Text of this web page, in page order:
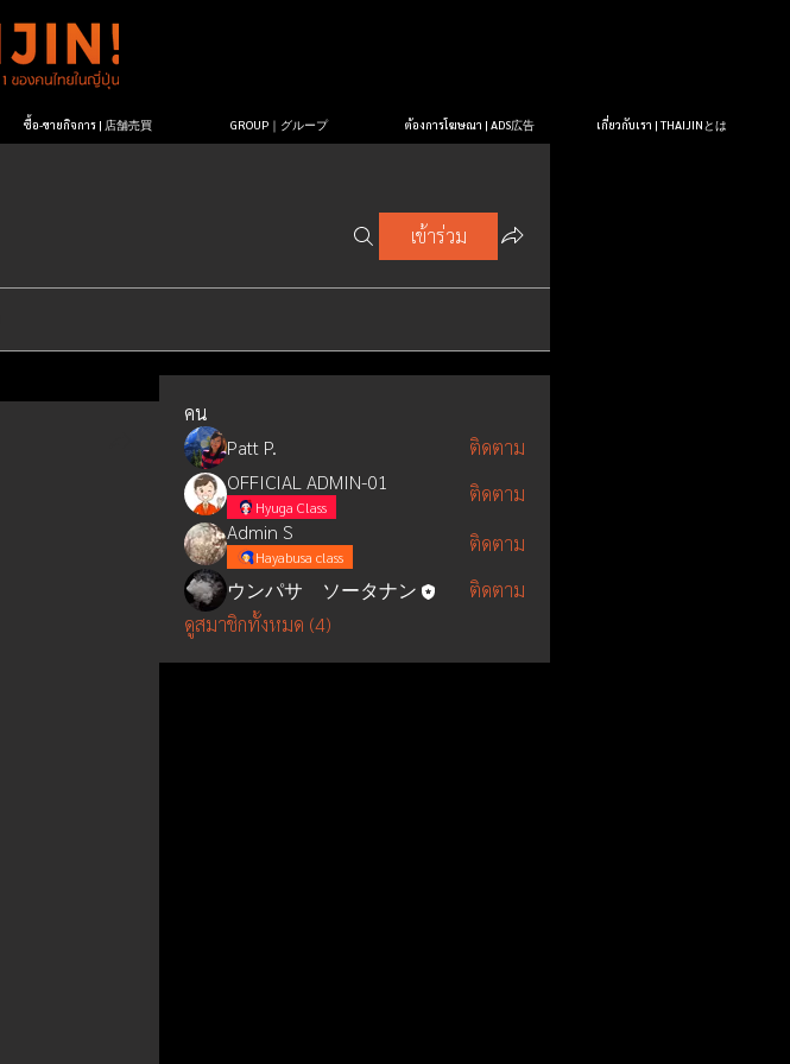
ซื้อ-ขายกิจการ | 店舗売買 GROUP｜グループ ต้องการโฆษณา | ADS広告 เกี่ยวกับเรา | THAIJINとは
เข้าร่วม
คน
Patt P.
ติดตาม
OFFICIAL ADMIN-01
Hyuga Class
ติดตาม
Admin S
Hayabusa class
ติดตาม
ウンパサ ソータナン
ติดตาม
ดูสมาชิกทั้งหมด (4)